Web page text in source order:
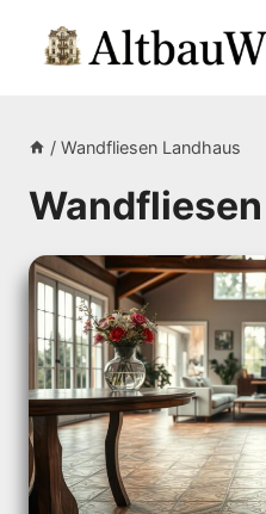
Inhalt
/ Wandfliesen Landhaus